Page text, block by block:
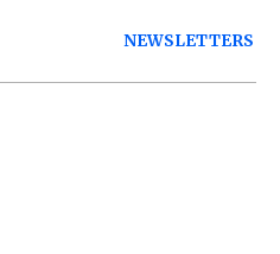
NEWSLETTERS